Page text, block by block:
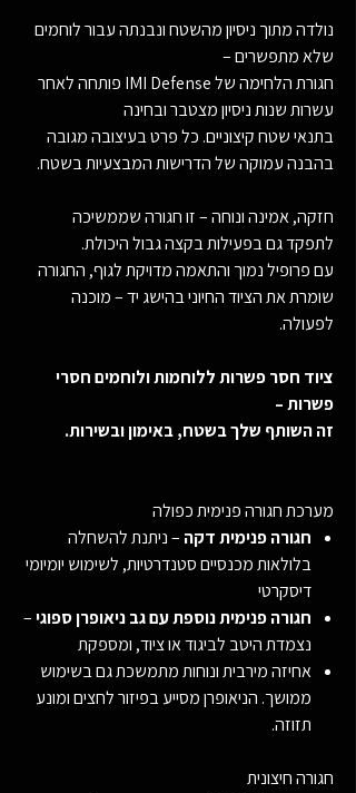
נולדה מתוך ניסיון מהשטח ונבנתה עבור לוחמים
שלא מתפשרים –
חגורת הלחימה של IMI Defense פותחה לאחר
עשרות שנות ניסיון מצטבר ובחינה
בתנאי שטח קיצוניים. כל פרט בעיצובה מגובה
בהבנה עמוקה של הדרישות המבצעיות בשטח.
חזקה, אמינה ונוחה – זו חגורה שממשיכה
לתפקד גם בפעילות בקצה גבול היכולת.
עם פרופיל נמוך והתאמה מדויקת לגוף, החגורה
שומרת את הציוד החיוני בהישג יד – מוכנה
לפעולה.
ציוד חסר פשרות ללוחמות ולוחמים חסרי
פשרות –
זה השותף שלך בשטח, באימון ובשירות.
מערכת חגורה פנימית כפולה
חגורה פנימית דקה – ניתנת להשחלה
בלולאות מכנסיים סטנדרטיות, לשימוש יומיומי
דיסקרטי
חגורה פנימית נוספת עם גב ניאופרן ספוגי–
נצמדת היטב לביגוד או ציוד, ומספקת
אחיזה מירבית ונוחות מתמשכת גם בשימוש
ממושך. הניאופרן מסייע בפיזור לחצים ומונע
תזוזה.
חגורה חיצונית